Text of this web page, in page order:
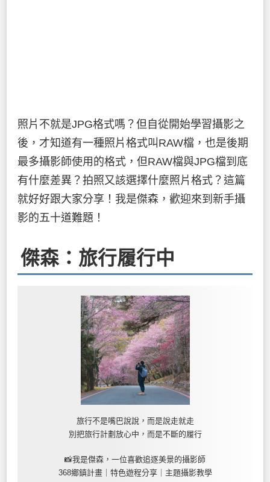
照片不就是JPG格式嗎？但自從開始學習攝影之
後，才知道有一種照片格式叫RAW檔，也是後期
最多攝影師使用的格式，但RAW檔與JPG檔到底
有什麼差異？拍照又該選擇什麼照片格式？這篇
就好好跟大家分享！我是傑森，歡迎來到新手攝
影的五十道難題！
傑森：旅行履行中
旅行不是嘴巴說說，而是說走就走
別把旅行計劃放心中，而是不斷的履行
📸我是傑森，一位喜歡追逐美景的攝影師
368鄉鎮計畫｜特色遊程分享｜主題攝影教學